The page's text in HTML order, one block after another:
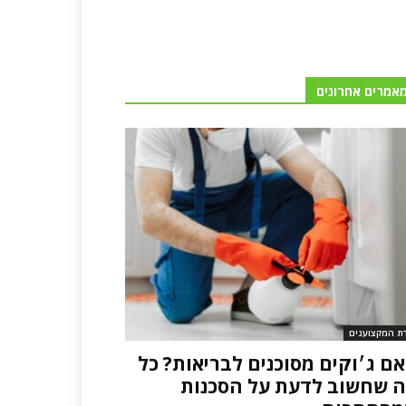
מאמרים אחרונים
המקצוענים
ג׳וקים מסוכנים לבריאות? כל
שחשוב לדעת על הסכנות